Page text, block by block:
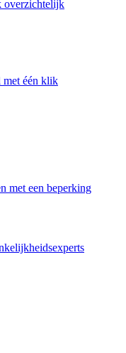
overzichtelijk
met één klik
met een beperking